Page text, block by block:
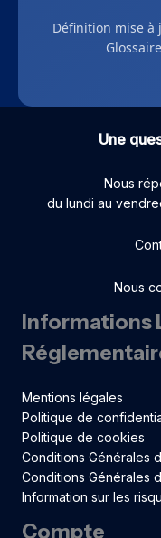
Définition mise à
Une
Nous
du lundi au
Nous
Informations
Mentions légales
Politique de
Politique de cookies
Conditions Générales
Conditions Générales
Information sur les
Compte